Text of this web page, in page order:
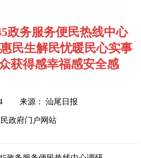
政务服务便民热线中心
民生解民忧暖民心实事
获得感幸福感安全感
来源： 汕尾日报
政府门户网站